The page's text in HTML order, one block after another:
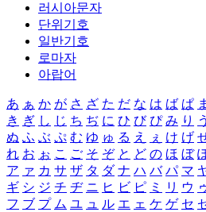
러시아문자
단위기호
일반기호
로마자
아랍어
あ ぁ か が さ ざ た だ な は ば ぱ ま
き ぎ し じ ち ぢ に ひ び ぴ み り う
ぬ ふ ぶ ぷ む ゆ ゅ る え ぇ け げ
れ お ぉ こ ご そ ぞ と ど の ほ ぼ
ア ァ カ サ ザ タ ダ ナ ハ バ パ マ
ギ シ ジ チ ヂ ニ ヒ ビ ピ ミ リ ウ
フ ブ プ ム ユ ュ ル エ ェ ケ ゲ セ